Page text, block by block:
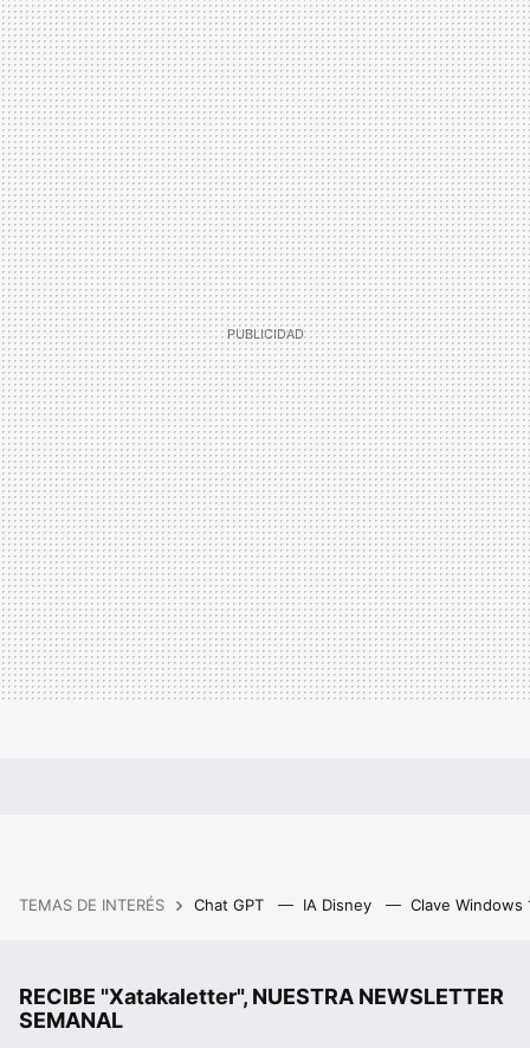
TEMAS DE INTERÉS Chat GPT IA Disney Clave Windows
RECIBE "Xatakaletter", NUESTRA NEWSLETTER
SEMANAL